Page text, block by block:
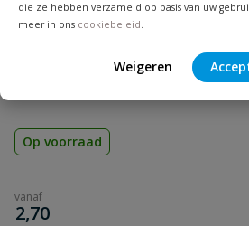
die ze hebben verzameld op basis van uw
meer in ons cookiebeleid.
Weigeren
Beoordeling versturen
Zonder stootrand | Diameter: 32 t/m
Op voorraad
vanaf
€
2,70